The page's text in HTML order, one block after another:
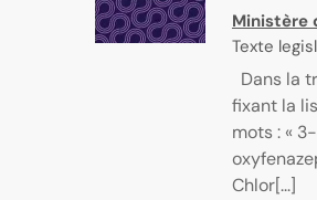
Ministère
Texte
Dans la
fixant la
mots : «
Chlor[...]